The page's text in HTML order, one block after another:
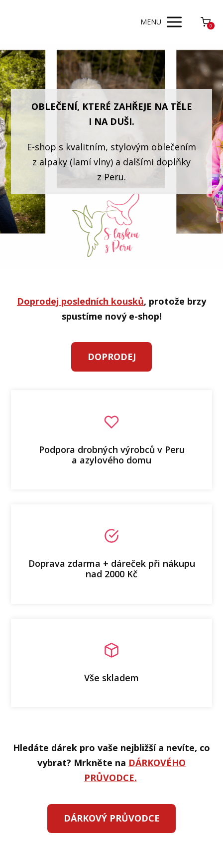
MENU 0
OBLEČENÍ, KTERÉ ZAHŘEJE NA TĚLE
I NA DUŠI.
E-shop s kvalitním, stylovým oblečením
z alpaky (lamí vlny) a dalšími doplňky
z Peru.
Doprodej posledních kousků, protože brzy
spustíme nový e-shop!
DOPRODEJ
Podpora drobných výrobců v Peru
a azylového domu
Doprava zdarma + dáreček při nákupu
nad 2000 Kč
Vše skladem
Hledáte dárek pro vaše nejbližší a nevíte, co
vybrat? Mrkněte na DÁRKOVÉHO
PRŮVODCE.
DÁRKOVÝ PRŮVODCE